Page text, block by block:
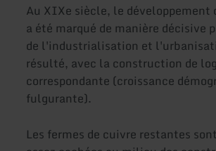
Au XIXe siècle, le développement
a été marqué de manière décisive
de l'industrialisation et
résulté, avec la construction de
correspondante (croissance
fulgurante).
Les fermes de cuivre restantes